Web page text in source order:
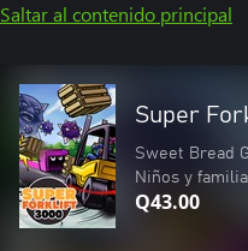
Saltar al contenido principal
Super
Sweet Bread
Niños y familia
Q43.00